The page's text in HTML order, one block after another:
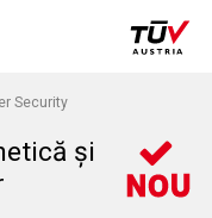
Security
și